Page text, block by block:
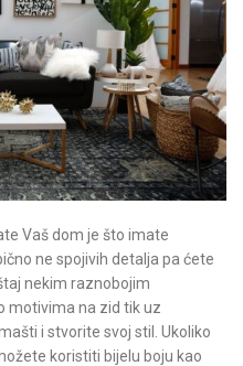
Vaš dom je što imate
ne spojivih detalja pa ćete
nekim raznobojim
motivima na zid tik uz
i stvorite svoj stil. Ukoliko
koristiti bijelu boju kao